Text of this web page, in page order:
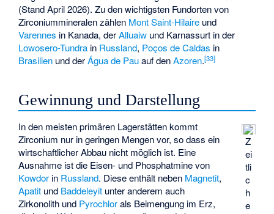
(Stand April 2026). Zu den wichtigsten Fundorten von
Zirconiummineralen zählen Mont Saint-Hilaire und
Varennes in Kanada, derAlluaiw und Karnassurt in der
Lowosero-Tundra in Russland, Poços de Caldas in
Brasilien und derÁgua de Pauauf denAzoren.[33]
Gewinnung und Darstellung
Z
ei
tli
c
h
e
In den meisten primären Lagerstätten kommt
Zirconium nur in geringen Mengen vor, so dass ein
wirtschaftlicher Abbau nicht möglich ist. Eine
Ausnahme ist die Eisen- und Phosphatmine von
Kowdor in Russland. Diese enthält neben Magnetit,
Apatit und Baddeleyit unter anderem auch
Zirkonolith und Pyrochlorals Beimengung im Erz,